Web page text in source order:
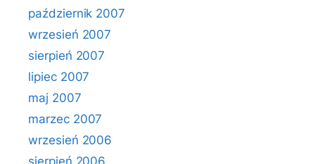
październik 2007
wrzesień 2007
sierpień 2007
lipiec 2007
maj 2007
marzec 2007
wrzesień 2006
sierpień 2006